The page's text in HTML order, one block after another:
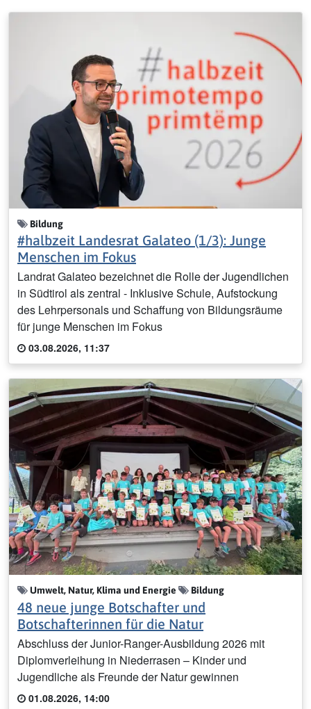
Bildung
#halbzeit Landesrat Galateo (1/3): Junge
Menschen im Fokus
Landrat Galateo bezeichnet die Rolle der Jugendlichen
in Südtirol als zentral - Inklusive Schule, Aufstockung
des Lehrpersonals und Schaffung von Bildungsräume
für junge Menschen im Fokus
03.08.2026, 11:37
Umwelt, Natur, Klima und Energie Bildung
48 neue junge Botschafter und
Botschafterinnen für die Natur
Abschluss der Junior-Ranger-Ausbildung 2026 mit
Diplomverleihung in Niederrasen – Kinder und
Jugendliche als Freunde der Natur gewinnen
01.08.2026, 14:00